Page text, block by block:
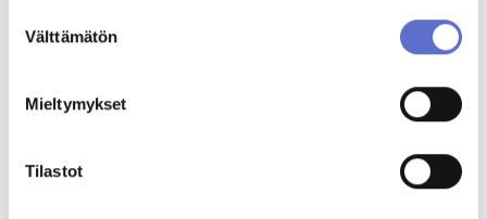
valinta
Välttämätön
Mieltymykset
Tilastot
OTA YHTEYTTÄ
ANNA PALAUTETTA
Teknisen palvelun päällikkö